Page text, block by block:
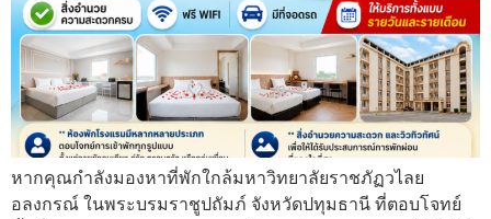
หากคุณกำลังมองหาที่พักใกล้มหาวิทยาลัยราชภัฏวไลย
อลงกรณ์ ในพระบรมราชูปถัมภ์ จังหวัดปทุมธานี ที่ตอบโจทย์